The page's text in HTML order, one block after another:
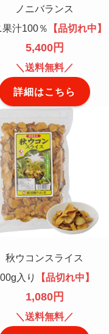
ノニバランス
果汁100％ 【品切れ中】
5,400円
＼送料無料／
詳細はこちら
秋ウコンスライス
入り
【品切れ中】
1,080円
＼送料無料／